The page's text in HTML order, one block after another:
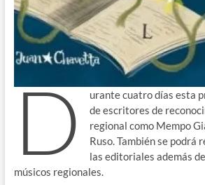
D
urante cuatro días esta
de escritores de
regional como Mempo
Ruso. También se podrá
las editoriales además
músicos regionales.